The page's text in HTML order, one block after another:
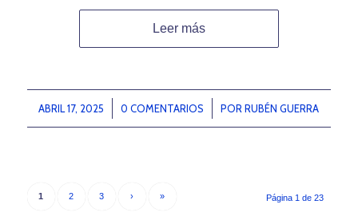
Leer más
ABRIL 17, 2025
/ 0 COMENTARIOS
/ PORRUBÉN GUERRA
Página 1 de 23
1 2 3 › »